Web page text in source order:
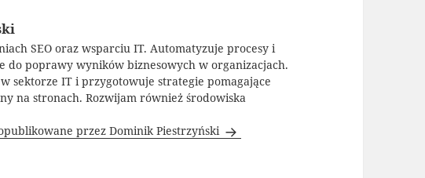
SEO oraz wsparciu IT. Automatyzuje procesy i
do poprawy wyników biznesowych w organizacjach.
sektorze IT i przygotowuje strategie pomagające
na stronach. Rozwijam również środowiska
przez Dominik Piestrzyński